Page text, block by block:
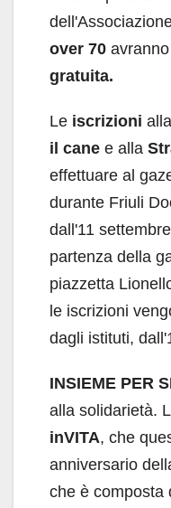
over 70
gratuita.
Le iscrizioni alla
il cane e alla
effettuare al
durante Friuli
dall'11
partenza della
piazzetta
le iscrizioni
dagli istituti,
INSIEME PER
alla solidarietà.
inVITA, che
anniversario
che è composta